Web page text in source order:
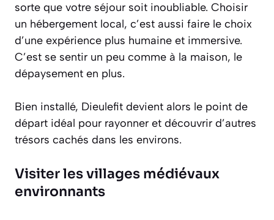
sorte que votre séjour soit inoubliable. Choisir
un hébergement local, c’est aussi faire le choix
d’une expérience plus humaine et immersive.
C’est se sentir un peu comme à la maison, le
dépaysement en plus.
Bien installé, Dieulefit devient alors le point de
départ idéal pour rayonner et découvrir d’autres
trésors cachés dans les environs.
Visiter les villages médiévaux
environnants